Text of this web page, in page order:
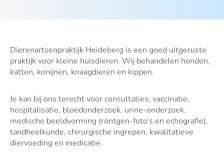
Dierenartsenpraktijk Heideberg is een goed uitgeruste
praktijk voor kleine huisdieren. Wij behandelen honden,
katten, konijnen, knaagdieren en kippen.
Je kan bij ons terecht voor consultaties, vaccinatie,
hospitalisatie, bloedonderzoek, urine-onderzoek,
medische beeldvorming (röntgen-foto’s en echografie),
tandheelkunde, chirurgische ingrepen, kwalitatieve
diervoeding en medicatie.